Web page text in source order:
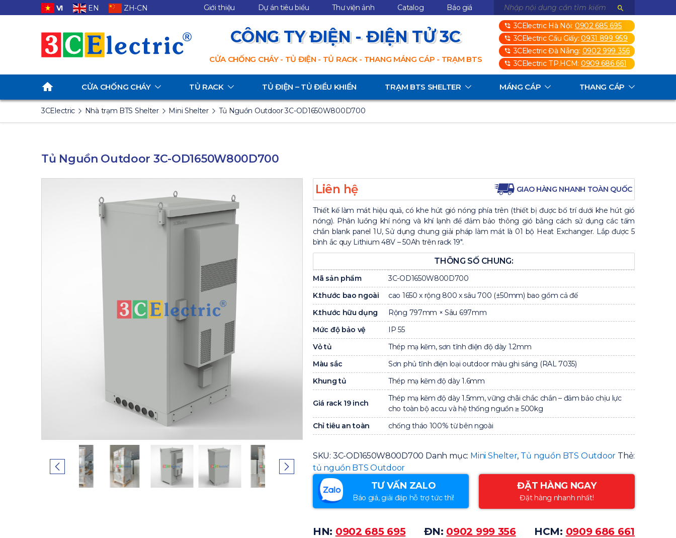
VI EN ZH-CN Giới thiệu Dự án tiêu biểu Thư viện ảnh Catalog Báo giá
CÔNG TY ĐIỆN - ĐIỆN TỬ 3C
CỬA CHỐNG CHÁY - TỦ ĐIỆN - TỦ RACK - THANG MÁNG CÁP - TRẠM BTS
3CElectric Hà Nội: 0902 685 695
3CElectric Cầu Giấy:0931 899 959
3CElectric Đà Nẵng: 0902 999 356
3CElectric TP.HCM: 0909 686 661
CỬA CHỐNG CHÁY TỦ RACK TỦ ĐIỆN – TỦ ĐIỀU KHIỂN TRẠM BTS SHELTER MÁNG CÁP THANG CÁP
3CElectric Nhà trạm BTS Shelter Mini Shelter Tủ Nguồn Outdoor 3C-OD1650W800D700
Tủ Nguồn Outdoor 3C-OD1650W800D700
Liên hệ GIAO HÀNG NHANH TOÀN QUỐC
Thiết kế làm mát hiệu quả, có khe hút gió nóng phía trên (thiết bị được bố trí dưới khe hút gió
nóng). Phân luồng khí nóng và khí lạnh để đảm bảo thông gió bằng cách sử dụng các tấm
chắn blank panel 1U, Sử dụng chung giải pháp làm mát là 01 bộ Heat Exchanger. Lắp được 5
bình ắc quy Lithium 48V – 50Ah trên rack 19″.
THÔNG SỐ CHUNG:
Mã sản phẩm
3C-OD1650W800D700
K.thước bao ngoài
cao 1650 x rộng 800 x sâu 700 (±50mm) bao gồm cả đế
K.thước hữu dụng
Rộng 797mm × Sâu 697mm
Mức độ bảo vệ
IP 55
Vỏ tủ
Thép mạ kẽm, sơn tĩnh điện độ dày 1.2mm
Màu sắc
Sơn phủ tĩnh điện loại outdoor màu ghi sáng (RAL 7035)
Khung tủ
Thép mạ kẽm độ dày 1.6mm
Giá rack 19 inch
Thép mạ kẽm độ dày 1.5mm, vững chãi chắc chắn – đảm bảo chịu lực
cho toàn bộ accu và hệ thống nguồn ≥ 500kg
Chỉ tiêu an toàn
chống tháo 100% từ bên ngoài
SKU:3C-OD1650W800D700 Danh mục: Mini Shelter, Tủ nguồn BTS Outdoor Thẻ:
tủ nguồn BTS Outdoor
TƯ VẤN ZALO
Báo giá, giải đáp hỗ trợ tức thì!
ĐẶT HÀNG NGAY
Đặt hàng nhanh nhất!
HN: 0902 685 695 ĐN: 0902 999 356 HCM: 0909 686 661